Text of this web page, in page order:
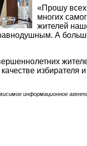
«Прошу всех
многих
жителей
А
избирателя
информационное